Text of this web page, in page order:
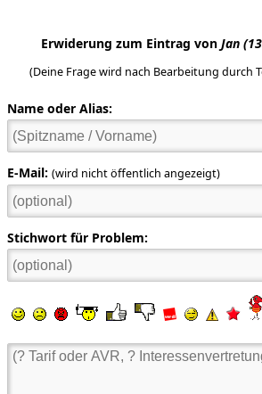
Erwiderung zum Eintrag von Jan
(Deine Frage wird nach Bearbeitung durch
Name oder Alias:
E-Mail: (wird nicht öffentlich angezeigt)
Stichwort für Problem: